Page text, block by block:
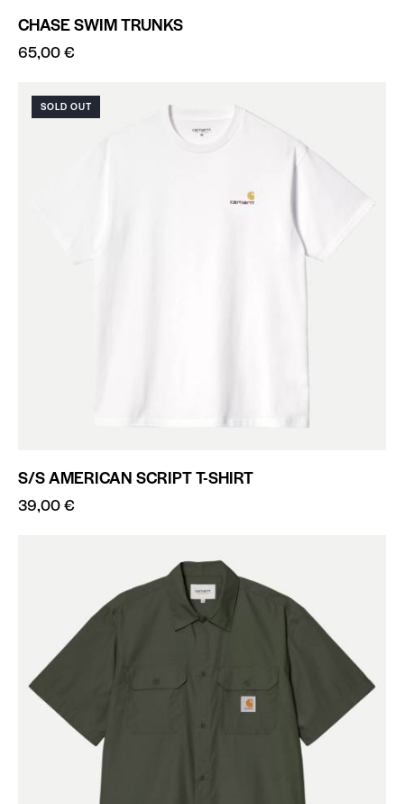
CHASE SWIM TRUNKS
65,00€
SOLD OUT
S/S AMERICAN SCRIPT T-SHIRT
39,00€